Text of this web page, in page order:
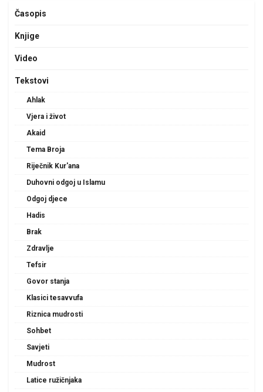
Časopis
Knjige
Video
Tekstovi
Ahlak
Vjera i život
Akaid
Tema Broja
Riječnik Kur'ana
Duhovni odgoj u Islamu
Odgoj djece
Hadis
Brak
Zdravlje
Tefsir
Govor stanja
Klasici tesavvufa
Riznica mudrosti
Sohbet
Savjeti
Mudrost
Latice ružičnjaka